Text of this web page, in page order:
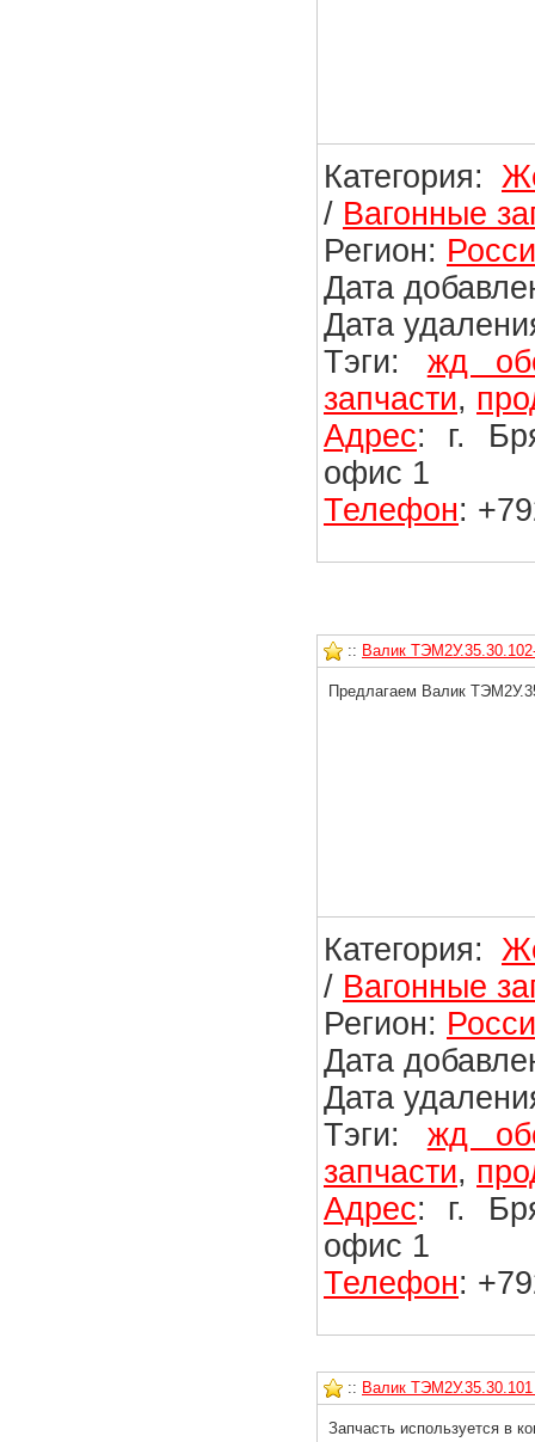
Категория:
/ Вагонные
Регион:
Дата
Дата
Тэги: жд
запчасти,
Адрес: г.
офис 1
Телефон:
:: Валик
Предлагаем Валик
Категория:
/ Вагонные
Регион:
Дата
Дата
Тэги: жд
запчасти,
Адрес: г.
офис 1
Телефон:
:: Валик
Запчасть используется в